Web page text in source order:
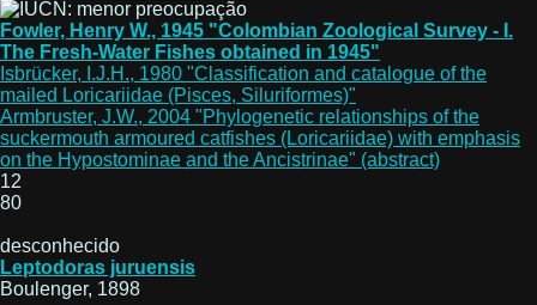
Fowler, Henry W., 1945 "Colombian Zoological Survey - I.
The Fresh-Water Fishes obtained in 1945"
Isbrücker, I.J.H., 1980 "Classification and catalogue of the
mailed Loricariidae (Pisces, Siluriformes)"
Armbruster, J.W., 2004 "Phylogenetic relationships of the
suckermouth armoured catfishes (Loricariidae) with emphasis
on the Hypostominae and the Ancistrinae" (abstract)
12
80
desconhecido
Leptodoras juruensis
Boulenger, 1898